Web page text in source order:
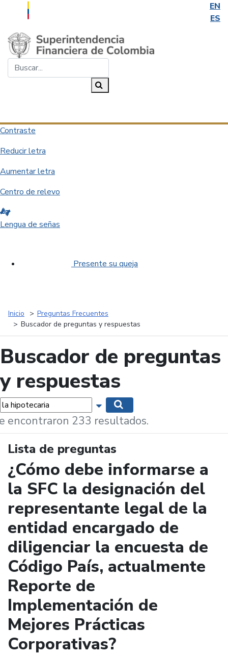
EN
ES
Saltar al contenido principal
Contraste
Reducir letra
Aumentar letra
Centro de relevo
Lengua de señas
Presente su queja
Inicio
Preguntas Frecuentes
Buscador de preguntas y respuestas
Buscador de preguntas
y respuestas
Mostrar opciones de búsqueda
encontraron 233 resultados.
Lista de preguntas
¿Cómo debe informarse a
la SFC la designación del
representante legal de la
entidad encargado de
diligenciar la encuesta de
Código País, actualmente
Reporte de
Implementación de
Mejores Prácticas
Corporativas?